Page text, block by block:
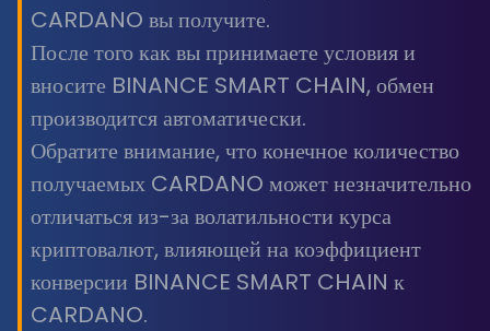
CARDANO вы получите.
После того как вы принимаете условия и
вносите BINANCE SMART CHAIN, обмен
производится автоматически.
Обратите внимание, что конечное количество
получаемых CARDANO может незначительно
отличаться из-за волатильности курса
криптовалют, влияющей на коэффициент
конверсии BINANCE SMART CHAIN к
CARDANO.